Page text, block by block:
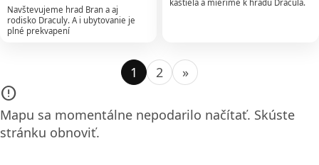
Navštevujeme hrad Bran a aj
rodisko Draculy. A i ubytovanie je
plné prekvapení
kaštiela a mierime k hradu Dracula.
1 2 »
error_outline
Mapu sa momentálne nepodarilo načítať. Skúste
stránku obnoviť.